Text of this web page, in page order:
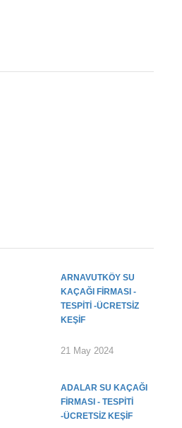
ARNAVUTKÖY SU
KAÇAĞI FIRMASI -
TESPITI -ÜCRETSIZ
KEŞIF
21 May 2024
ADALAR SU KAÇAĞI
FIRMASI - TESPITI
-ÜCRETSIZ KEŞIF